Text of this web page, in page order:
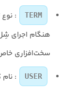
TERM
هنگام اجرای
سخت‌افزاری خاص
USER
: